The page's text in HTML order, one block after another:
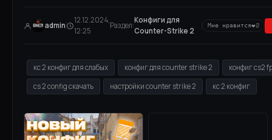
admin
12.12.2024,
12:25
Раздел:
Конфиги для
Counter-Strike 2
Мне нравится❤2
кс 2 конфиг для слабых конфиг для counter strike 2 конфиг cs2
cs 2 config скачать настройки counter strike 2 кс 2 конфиг